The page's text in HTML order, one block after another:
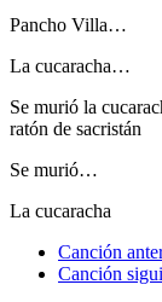
Pancho Villa…
La cucaracha…
Se murió la
ratón de sacristán
Se murió…
La cucaracha
Canción
Canción